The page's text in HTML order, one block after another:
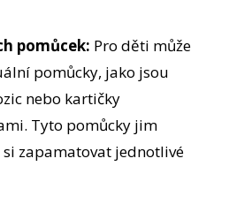
pomůcek: Pro děti může
pomůcky, jako jsou
nebo kartičky
Tyto pomůcky jim
zapamatovat jednotlivé